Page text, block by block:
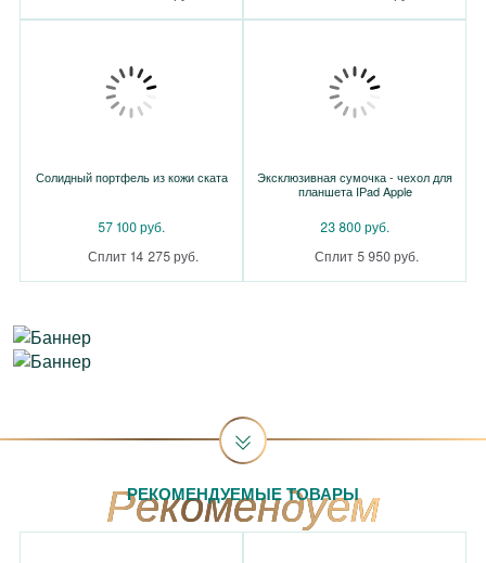
Солидный портфель из кожи ската
57 100 руб.
Сплит 14 275 руб.
Эксклюзивная сумочка - чехол для
планшета IРad Apple
23 800 руб.
Сплит 5 950 руб.
РЕКОМЕНДУЕМЫЕ ТОВАРЫ